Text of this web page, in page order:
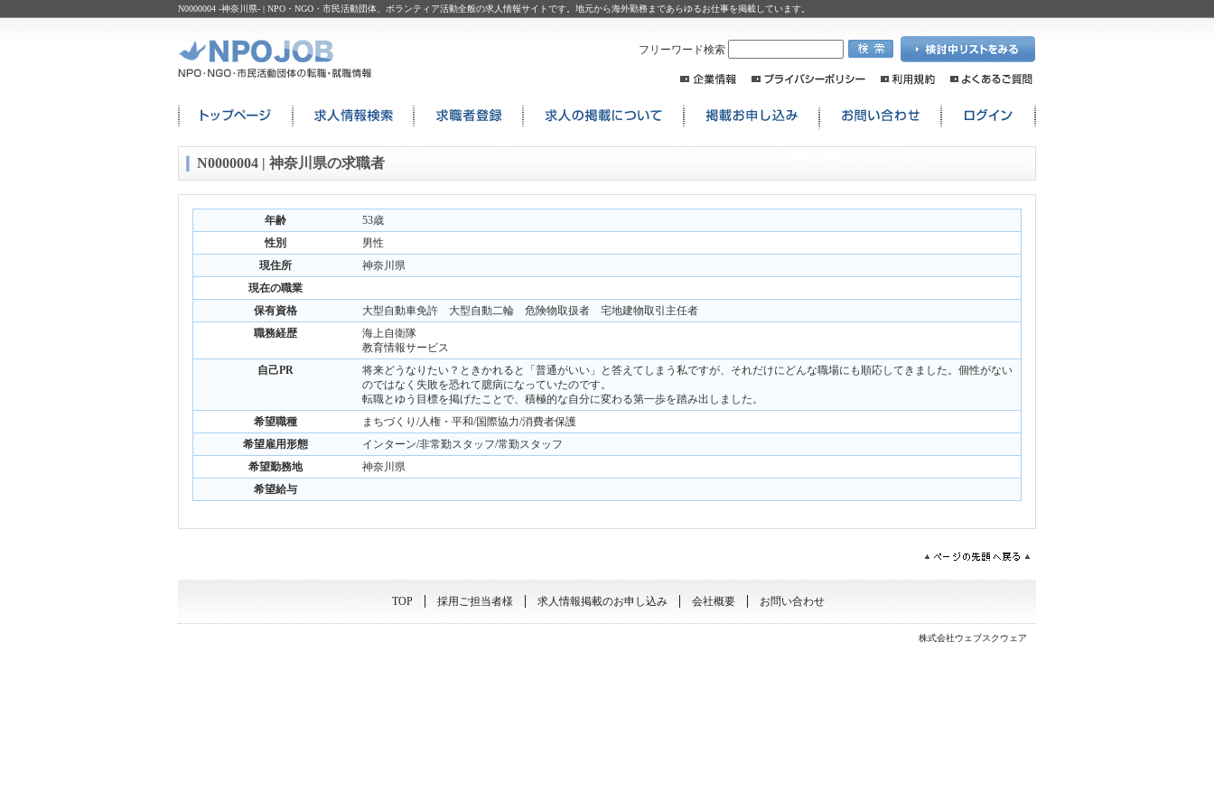
N0000004 -神奈川県- | NPO・NGO・市民活動団体、ボランティア活動全般の求人情報サイトです。地元から海外勤務まであらゆるお仕事を掲載しています。
フリーワード検索
N0000004 | 神奈川県の求職者
年齢
53歳
性別
男性
現住所
神奈川県
現在の職業
保有資格
大型自動車免許 大型自動二輪 危険物取扱者 宅地建物取引主任者
職務経歴
海上自衛隊
教育情報サービス
自己PR
将来どうなりたい？ときかれると「普通がいい」と答えてしまう私ですが、それだけにどんな職場にも順応してきました。個性がない
のではなく失敗を恐れて臆病になっていたのです。
転職とゆう目標を掲げたことで、積極的な自分に変わる第一歩を踏み出しました。
希望職種
まちづくり/人権・平和/国際協力/消費者保護
希望雇用形態
インターン/非常勤スタッフ/常勤スタッフ
希望勤務地
神奈川県
希望給与
TOP 採用ご担当者様 求人情報掲載のお申し込み 会社概要 お問い合わせ
株式会社ウェブスクウェア